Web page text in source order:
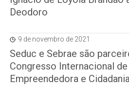
Deodoro
9 de novembro de 2021
Seduc e Sebrae são
Congresso Internacional
Empreendedora e